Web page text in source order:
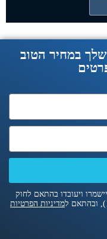
במחיר הטוב
ויעובדו בהתאם לחוק
מדיניות הפרטיות